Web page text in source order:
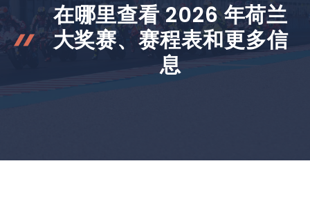
在哪里查看 2026 年荷兰
大奖赛、赛程表和更多信
息